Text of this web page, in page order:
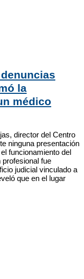
la
médico
director del Centro
ninguna presentación
funcionamiento del
fue
judicial vinculado a
que en el lugar